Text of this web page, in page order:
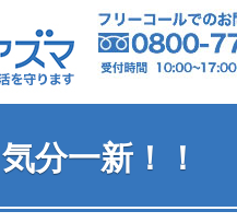
分一新！！